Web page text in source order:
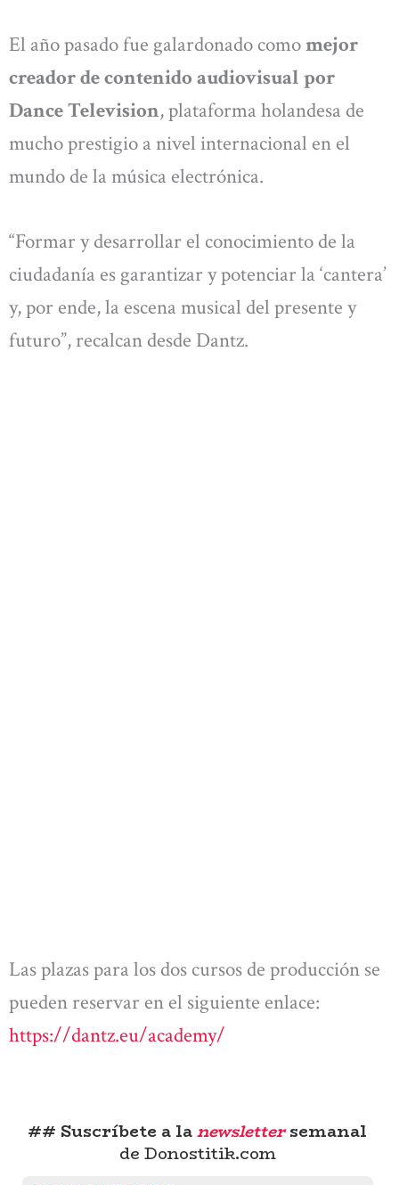
El año pasado fue galardonado comomejor
creador de contenido audiovisual por
Dance Television, plataforma holandesa de
mucho prestigio a nivel internacional en el
mundo de la música electrónica.
“Formar y desarrollar el conocimiento de la
ciudadanía es garantizar y potenciar la ‘cantera’
y, por ende, la escena musical del presente y
futuro”, recalcan desde Dantz.
Las plazas para los dos cursos de producción se
pueden reservar en el siguiente enlace:
https://dantz.eu/academy/
## Suscríbete a lanewslettersemanal
de Donostitik.com